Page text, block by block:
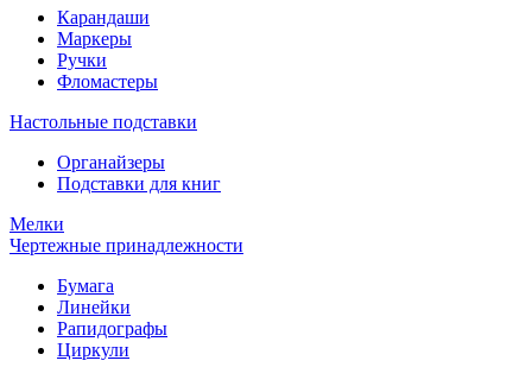
Карандаши
Маркеры
Ручки
Фломастеры
Настольные подставки
Органайзеры
Подставки для книг
Мелки
Чертежные принадлежности
Бумага
Линейки
Рапидографы
Циркули